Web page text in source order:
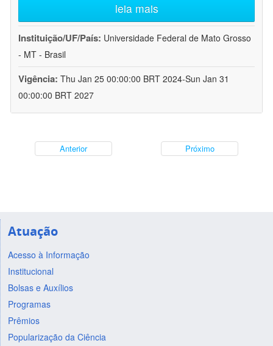
leia mais
Instituição/UF/País: Universidade Federal de Mato Grosso
- MT - Brasil
Vigência: Thu Jan 25 00:00:00 BRT 2024-Sun Jan 31
00:00:00 BRT 2027
Anterior Próximo
Atuação
Acesso à Informação
Institucional
Bolsas e Auxílios
Programas
Prêmios
Popularização da Ciência